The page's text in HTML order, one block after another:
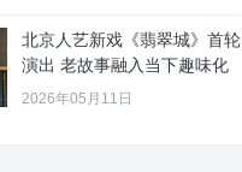
北京人艺新戏《翡翠城》首轮
演出 老故事融入当下趣味化
表达
2026年05月11日